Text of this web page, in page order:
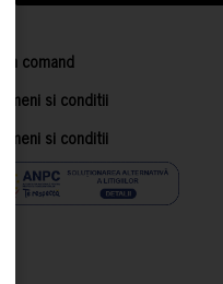
Cum comand
Termeni si conditii
Termeni si conditii